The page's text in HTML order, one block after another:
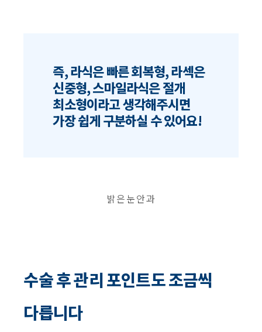
즉, 라식은 빠른 회복형, 라섹은
신중형, 스마일라식은 절개
최소형이라고 생각해주시면
가장 쉽게 구분하실 수 있어요!
밝은눈안과
수술 후 관리 포인트도 조금씩
다릅니다